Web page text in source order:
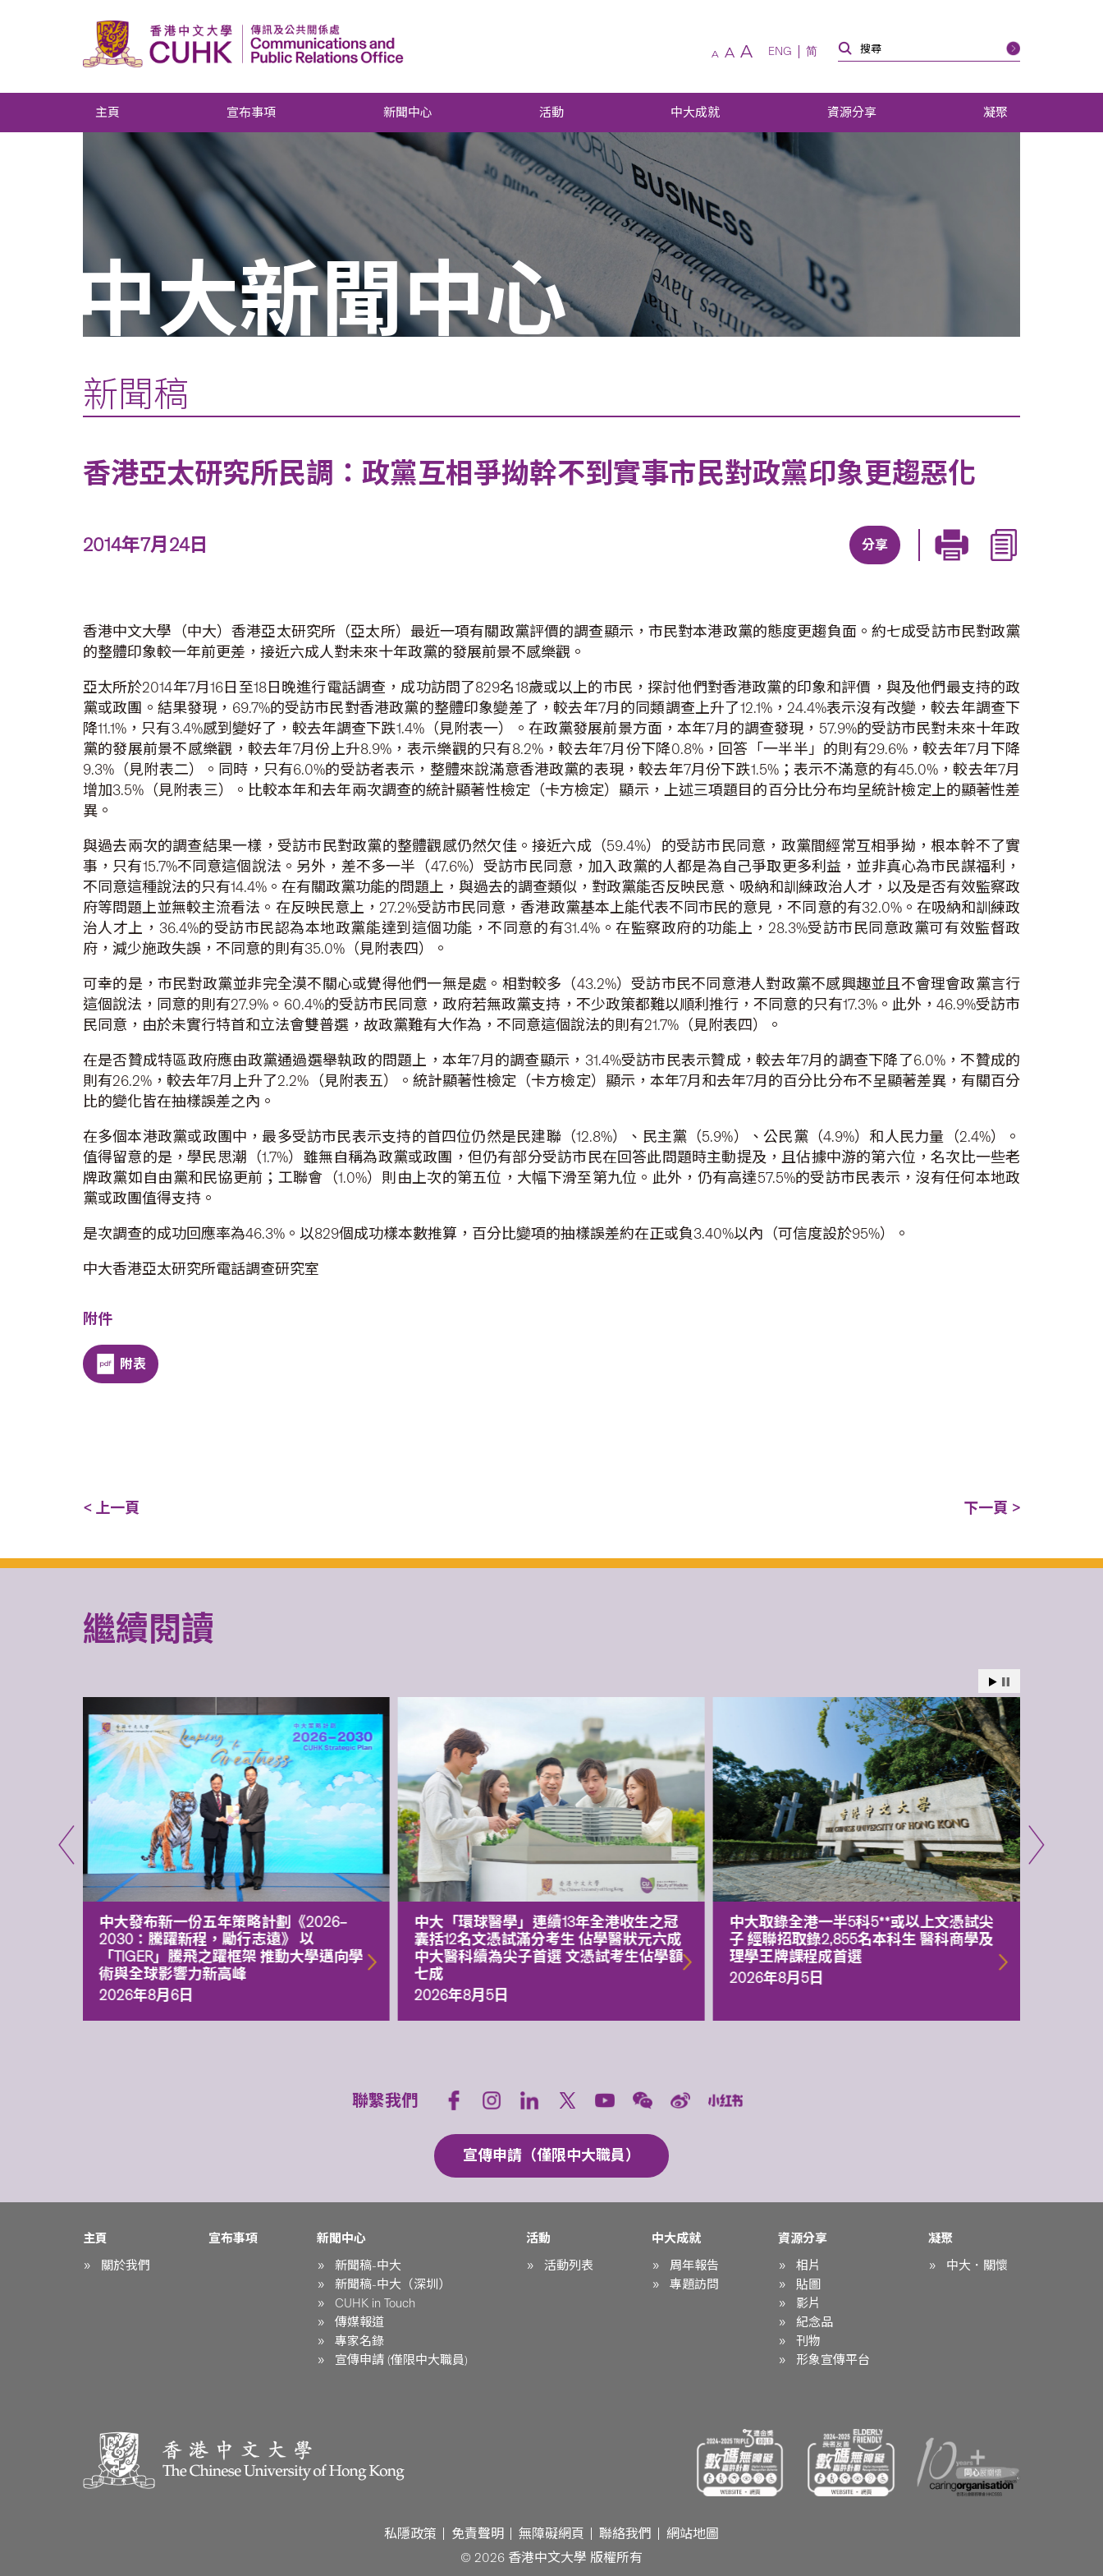
A A A ENG 简
主頁 宣布事項 新聞中心 活動 中大成就 資源分享 凝聚
中大新聞中心
新聞稿
香港亞太研究所民調：政黨互相爭拗幹不到實事市民對政黨印象更趨惡化
2014年7月24日 分享
香港中文大學（中大）香港亞太研究所（亞太所）最近一項有關政黨評價的調查顯示，市民對本港政黨的態度更趨負面。約七成受訪市民對政黨
的整體印象較一年前更差，接近六成人對未來十年政黨的發展前景不感樂觀。
亞太所於2014年7月16日至18日晚進行電話調查，成功訪問了829名18歲或以上的市民，探討他們對香港政黨的印象和評價，與及他們最支持的政
黨或政團。結果發現，69.7%的受訪市民對香港政黨的整體印象變差了，較去年7月的同類調查上升了12.1%，24.4%表示沒有改變，較去年調查下
降11.1%，只有3.4%感到變好了，較去年調查下跌1.4%（見附表一）。在政黨發展前景方面，本年7月的調查發現，57.9%的受訪市民對未來十年政
黨的發展前景不感樂觀，較去年7月份上升8.9%，表示樂觀的只有8.2%，較去年7月份下降0.8%，回答「一半半」的則有29.6%，較去年7月下降
9.3%（見附表二）。同時，只有6.0%的受訪者表示，整體來說滿意香港政黨的表現，較去年7月份下跌1.5%；表示不滿意的有45.0%，較去年7月
增加3.5%（見附表三）。比較本年和去年兩次調查的統計顯著性檢定（卡方檢定）顯示，上述三項題目的百分比分布均呈統計檢定上的顯著性差
異。
與過去兩次的調查結果一樣，受訪巿民對政黨的整體觀感仍然欠佳。接近六成（59.4%）的受訪市民同意，政黨間經常互相爭拗，根本幹不了實
事，只有15.7%不同意這個說法。另外，差不多一半（47.6%）受訪市民同意，加入政黨的人都是為自己爭取更多利益，並非真心為市民謀福利，
不同意這種說法的只有14.4%。在有關政黨功能的問題上，與過去的調查類似，對政黨能否反映民意、吸納和訓練政治人才，以及是否有效監察政
府等問題上並無較主流看法。在反映民意上，27.2%受訪市民同意，香港政黨基本上能代表不同市民的意見，不同意的有32.0%。在吸納和訓練政
治人才上，36.4%的受訪市民認為本地政黨能達到這個功能，不同意的有31.4%。在監察政府的功能上，28.3%受訪市民同意政黨可有效監督政
府，減少施政失誤，不同意的則有35.0%（見附表四）。
可幸的是，市民對政黨並非完全漠不關心或覺得他們一無是處。相對較多（43.2%）受訪市民不同意港人對政黨不感興趣並且不會理會政黨言行
這個說法，同意的則有27.9%。60.4%的受訪市民同意，政府若無政黨支持，不少政策都難以順利推行，不同意的只有17.3%。此外，46.9%受訪市
民同意，由於未實行特首和立法會雙普選，故政黨難有大作為，不同意這個說法的則有21.7%（見附表四）。
在是否贊成特區政府應由政黨通過選舉執政的問題上，本年7月的調查顯示，31.4%受訪市民表示贊成，較去年7月的調查下降了6.0%，不贊成的
則有26.2%，較去年7月上升了2.2%（見附表五）。統計顯著性檢定（卡方檢定）顯示，本年7月和去年7月的百分比分布不呈顯著差異，有關百分
比的變化皆在抽樣誤差之內。
在多個本港政黨或政團中，最多受訪市民表示支持的首四位仍然是民建聯（12.8%）、民主黨（5.9%）、公民黨（4.9%）和人民力量（2.4%）。
值得留意的是，學民思潮（1.7%）雖無自稱為政黨或政團，但仍有部分受訪市民在回答此問題時主動提及，且佔據中游的第六位，名次比一些老
牌政黨如自由黨和民協更前；工聯會（1.0%）則由上次的第五位，大幅下滑至第九位。此外，仍有高達57.5%的受訪市民表示，沒有任何本地政
黨或政團值得支持。
是次調查的成功回應率為46.3%。以829個成功樣本數推算，百分比變項的抽樣誤差約在正或負3.40%以內（可信度設於95%）。
中大香港亞太研究所電話調查研究室
附件
附表
< 上一頁 下一頁 >
繼續閱讀
中大發布新一份五年策略計劃《2026‒
2030：騰躍新程，勵行志遠》 以
「TIGER」騰飛之躍框架 推動大學邁向學
術與全球影響力新高峰
2026年8月6日
中大「環球醫學」連續13年全港收生之冠
囊括12名文憑試滿分考生 佔學醫狀元六成
中大醫科續為尖子首選 文憑試考生佔學額
七成
2026年8月5日
中大取錄全港一半5科5**或以上文憑試尖
子 經聯招取錄2,855名本科生 醫科商學及
理學王牌課程成首選
2026年8月5日
聯繫我們
宣傳申請（僅限中大職員）
主頁
關於我們
宣布事項
新聞中心
新聞稿-中大
新聞稿-中大（深圳）
CUHK in Touch
傳媒報道
專家名錄
宣傳申請 (僅限中大職員)
活動
活動列表
中大成就
周年報告
專題訪問
資源分享
相片
貼圖
影片
紀念品
刊物
形象宣傳平台
凝聚
中大．關懷
私隱政策 免責聲明 無障礙網頁 聯絡我們
網站地圖
© 2026 香港中文大學 版權所有